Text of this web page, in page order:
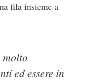
fila insieme a
molto
ed essere in